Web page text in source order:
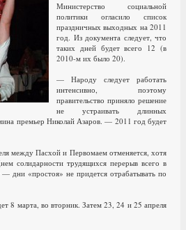
Министерство социальной
политики огласило список
праздничных выходных на 2011
год. Из документа следует, что
таких дней будет всего 12 (в
2010-м их было 20).
— Народу следует работать
интенсивно, поэтому
правительство приняло решение
не устраивать длинных
премьер Николай Азаров. — 2011 год будет
между Пасхой и Первомаем отменяется, хотя
солидарности трудящихся перерыв всего в
дни «простоя» не придется отрабатывать по
8 марта, во вторник. Затем 23, 24 и 25 апреля